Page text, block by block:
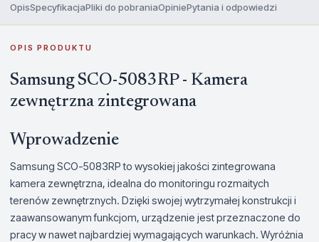
OpisSpecyfikacjaPliki do pobraniaOpiniePytania i odpowiedzi
OPIS PRODUKTU
Samsung SCO-5083RP - Kamera
zewnętrzna zintegrowana
Wprowadzenie
Samsung SCO-5083RP to wysokiej jakości zintegrowana
kamera zewnętrzna, idealna do monitoringu rozmaitych
terenów zewnętrznych. Dzięki swojej wytrzymałej konstrukcji i
zaawansowanym funkcjom, urządzenie jest przeznaczone do
pracy w nawet najbardziej wymagających warunkach. Wyróżnia